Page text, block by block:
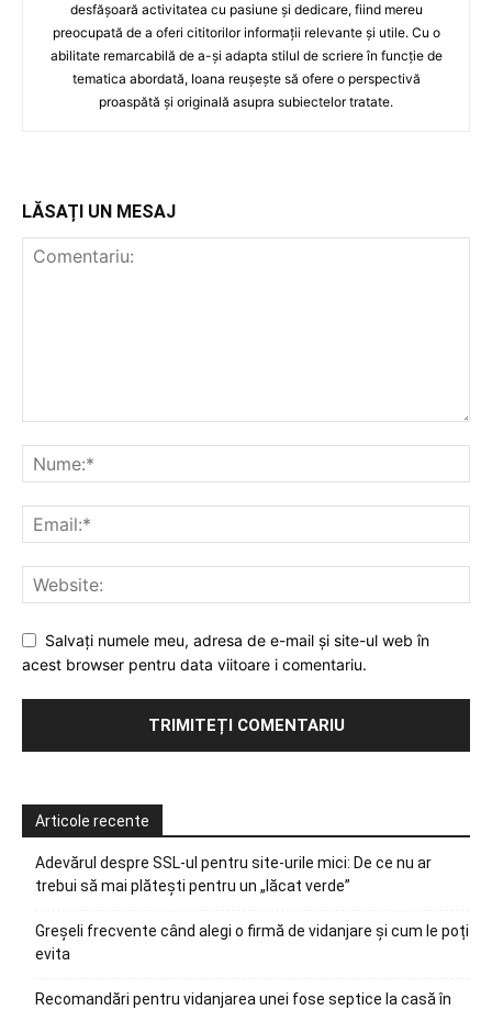
desfășoară activitatea cu pasiune și dedicare, fiind mereu
preocupată de a oferi cititorilor informații relevante și utile. Cu o
abilitate remarcabilă de a-și adapta stilul de scriere în funcție de
tematica abordată, Ioana reușește să ofere o perspectivă
proaspătă și originală asupra subiectelor tratate.
LĂSAȚI UN MESAJ
Salvați numele meu, adresa de e-mail și site-ul web în
acest browser pentru data viitoare i comentariu.
Articole recente
Adevărul despre SSL-ul pentru site-urile mici: De ce nu ar
trebui să mai plătești pentru un „lăcat verde”
Greșeli frecvente când alegi o firmă de vidanjare și cum le poți
evita
Recomandări pentru vidanjarea unei fose septice la casă în